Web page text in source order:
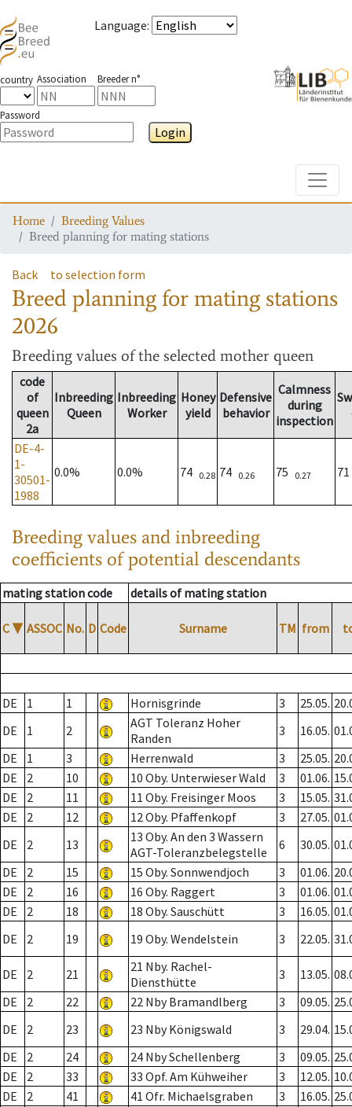
Language:
country Association Breeder n°
Password
Login
Home
Breeding Values
Breed planning for mating stations
Back to selection form
Breed planning for mating stations
2026
Breeding values of the selected mother queen
code
of
queen
2a
Inbreeding
Queen
Inbreeding
Worker
Honey
yield
Defensive
behavior
Calmness
during
inspection
DE-4-
1-
30501-
1988
0.0% 0.0% 74 0.28 74 0.26 75 0.27
Breeding values and inbreeding
coefficients of potential descendants
mating station code details of mating station
C ▼ ASSOC No. D Code Surname TM from
DE 1 1 Hornisgrinde 3 25.05.
DE
1 2
AGT Toleranz Hoher
Randen
3 16.05.
DE
1 3 Herrenwald 3 25.05.
DE
2 10 10 Oby. Unterwieser Wald 3 01.06.
DE
2 11 11 Oby. Freisinger Moos 3 15.05.
DE
2 12 12 Oby. Pfaffenkopf 3 27.05.
DE
2 13
13 Oby. An den 3 Wassern
AGT-Toleranzbelegstelle
6 30.05.
DE
2 15 15 Oby. Sonnwendjoch 3 01.06.
DE
2 16 16 Oby. Raggert 3 01.06.
DE
2 18 18 Oby. Sauschütt 3 16.05.
DE
2 19 19 Oby. Wendelstein 3 22.05.
DE 2 21
21 Nby. Rachel-
Diensthütte
3 13.05.
DE
2 22 22 Nby Bramandlberg 3 09.05.
DE
2 23 23 Nby Königswald 3 29.04.
DE
2 24 24 Nby Schellenberg 3 09.05.
DE
2 33 33 Opf. Am Kühweiher 3 12.05.
DE
2 41 41 Ofr. Michaelsgraben 3 16.05.